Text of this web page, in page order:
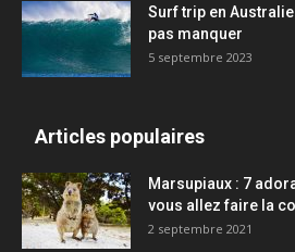
Surf trip en
pas manquer
5 septembre 2023
Articles populaires
Marsupiaux : 7
vous allez faire la
2 septembre 2021